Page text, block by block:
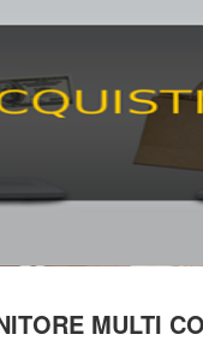
MULTI